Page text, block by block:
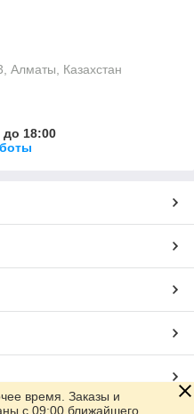
Алматы, Казахстан
до 18:00
время. Заказы и
с 09:00 ближайшего